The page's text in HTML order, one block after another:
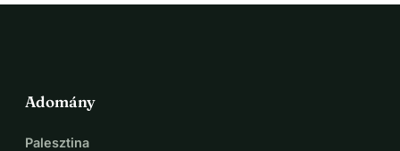
Adomány
Palesztina